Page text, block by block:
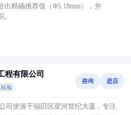
出精确推荐值（Φ5.18mm），并
程有限公司
验
咨询 进店
司坐落于福田区星河世纪大厦，专注